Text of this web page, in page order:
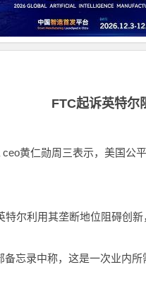
FTC起诉英特尔
黄仁勋周三表示，美国公
特尔利用其垄断地位阻碍创
备忘录中称，这是一次业内